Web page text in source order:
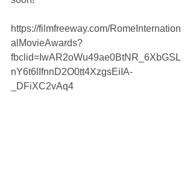
https://filmfreeway.com/RomeInternation
alMovieAwards?
fbclid=IwAR2oWu49ae0BtNR_6XbGSL
nY6t6lIfnnD2O0tt4XzgsEiIA-
_DFiXC2vAq4